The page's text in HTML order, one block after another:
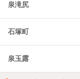
泉滝尻
石塚町
泉玉露